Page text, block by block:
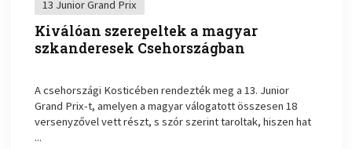
13 Junior Grand Prix
Kiválóan szerepeltek a magyar
szkanderesek Csehországban
A csehországi Kosticében rendezték meg a 13. Junior
Grand Prix-t, amelyen a magyar válogatott összesen 18
versenyzővel vett részt, s szór szerint taroltak, hiszen hat
...